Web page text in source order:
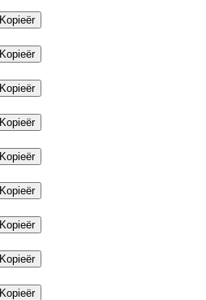
Kopieër
Kopieër
Kopieër
Kopieër
Kopieër
Kopieër
Kopieër
Kopieër
Kopieër